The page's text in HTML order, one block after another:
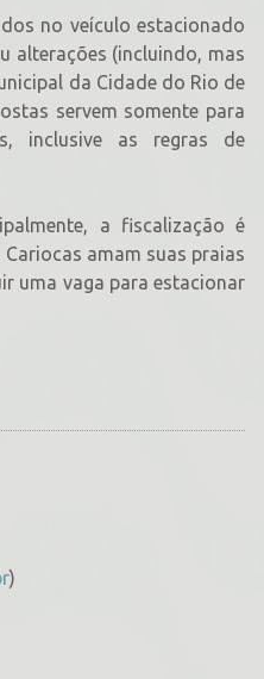
no veículo estacionado
alterações (incluindo, mas
da Cidade do Rio de
servem somente para
inclusive as regras de
a fiscalização é
amam suas praias
uma vaga para estacionar
)